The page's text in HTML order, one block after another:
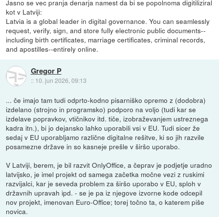
Jasno se vec pranja denarja namest da bi se popolnoma digitiliziral
kot v Latviji:
Latvia is a global leader in digital governance. You can seamlessly
request, verify, sign, and store fully electronic public documents--
including birth certificates, marriage certificates, criminal records,
and apostilles--entirely online.
Gregor P
:: 10. jun 2026, 09:13
... če imajo tam tudi odprto-kodno pisarniško opremo z (dodobra)
izdelano (strojno in programsko) podporo na voljo (tudi kar se
izdelave popravkov, vtičnikov itd. tiče, izobraževanjem ustreznega
kadra itn.), bi jo dejansko lahko uporabili vsi v EU. Tudi sicer že
sedaj v EU uporabljamo različne digitalne rešitve, ki so jih razvile
posamezne države in so kasneje prešle v širšo uporabo.
V Latviji, berem, je bil razvit OnlyOffice, a čeprav je podjetje uradno
latvijsko, je imel projekt od samega začetka močne vezi z ruskimi
razvijalci, kar je seveda problem za širšo uporabo v EU, sploh v
državnih upravah ipd. - se je pa iz njegove izvorne kode odcepil
nov projekt, imenovan Euro-Office; torej točno ta, o katerem piše
novica.